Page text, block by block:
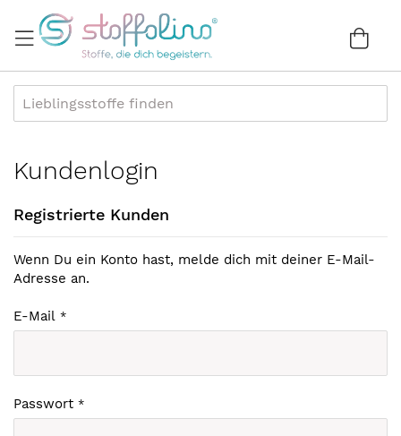
zum
Inhalt
Kundenlogin
Registrierte Kunden
Wenn Du ein Konto hast, melde dich mit deiner E-Mail-
Adresse an.
E-Mail
Passwort